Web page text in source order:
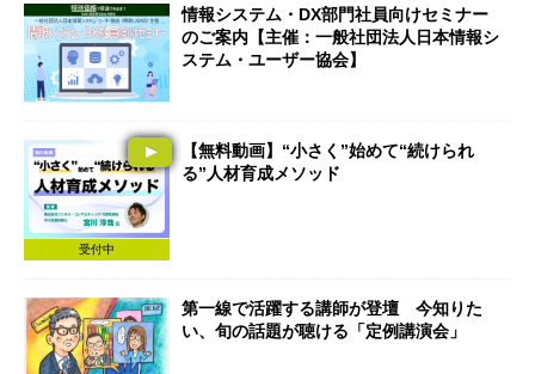
情報システム・DX部門社員向けセミナー
のご案内【主催：一般社団法人日本情報シ
ステム・ユーザー協会】
受付中
【無料動画】“小さく”始めて“続けられ
る”人材育成メソッド
第一線で活躍する講師が登壇 今知りた
い、旬の話題が聴ける「定例講演会」